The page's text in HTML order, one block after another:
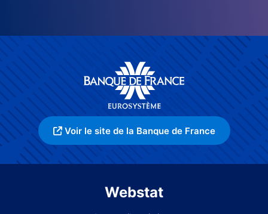
Voir le site de la Banque de France
Webstat